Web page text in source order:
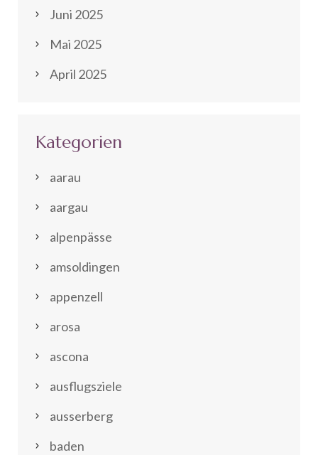
Juni 2025
Mai 2025
April 2025
Kategorien
aarau
aargau
alpenpässe
amsoldingen
appenzell
arosa
ascona
ausflugsziele
ausserberg
baden